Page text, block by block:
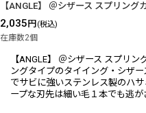
【ANGLE】 ＠シザース スプリング
2,035 円 (税込)
在庫数2個
【ANGLE】 ＠シザース スプリン
ングタイプのタイイング・シザ
でサビに強いステンレス製のハサ
ープな刃先は細い毛１本でも逃